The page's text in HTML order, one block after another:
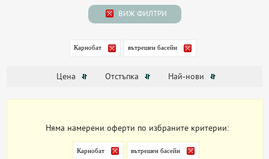
ВИЖ ФИЛТРИ
Карнобат вътрешен басейн
Цена Отстъпка Най-нови
Няма намерени оферти по избраните критерии:
Карнобат вътрешен басейн